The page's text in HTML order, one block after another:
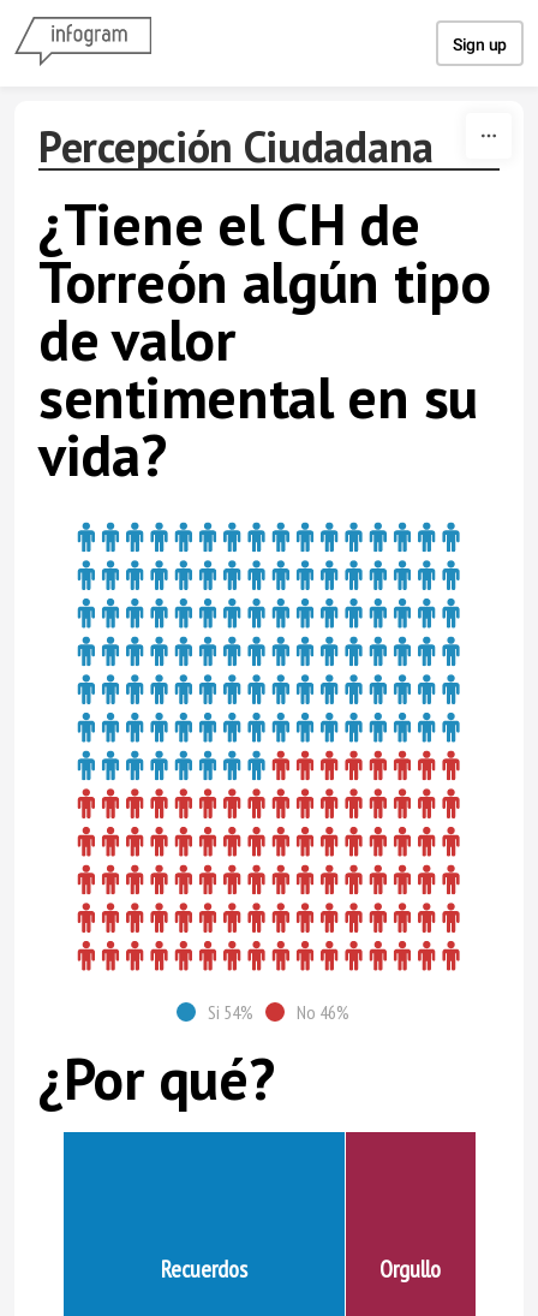
Sign up
Percepción Ciudadana
¿Tiene el CH de
Torreón algún tipo
de valor
sentimental en su
vida?
Si 54% No 46%
¿Por qué?
Recuerdos Orgullo